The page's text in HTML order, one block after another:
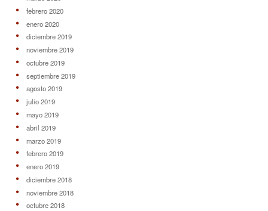
febrero 2020
enero 2020
diciembre 2019
noviembre 2019
octubre 2019
septiembre 2019
agosto 2019
julio 2019
mayo 2019
abril 2019
marzo 2019
febrero 2019
enero 2019
diciembre 2018
noviembre 2018
octubre 2018